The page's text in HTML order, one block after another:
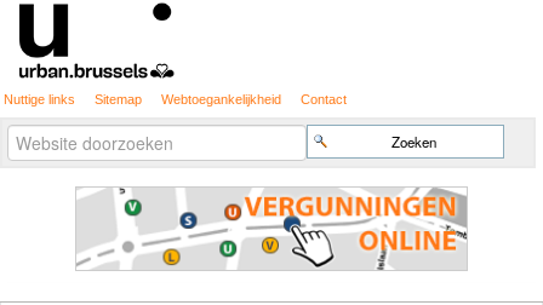
Nuttige links Sitemap Webtoegankelijkheid Contact
Zoek
Geavanceerd
zoeken...